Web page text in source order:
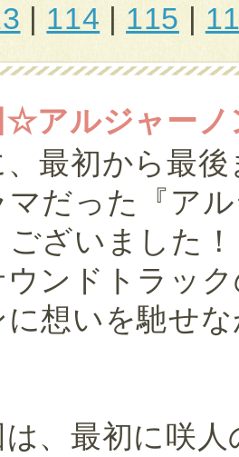
| 114 | 115 |
☆アルジャーノ
、最初から最
マだった『ア
ざいました！
ウンドトラッ
に想いを馳せ
、最初に咲